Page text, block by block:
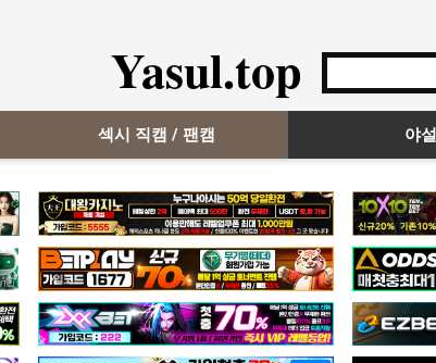
Yasul.top
섹시 직캠 / 팬캠 야설